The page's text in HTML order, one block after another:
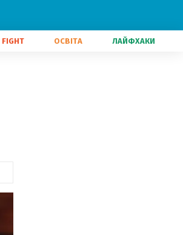
FIGHT ОСВІТА ЛАЙФХАКИ